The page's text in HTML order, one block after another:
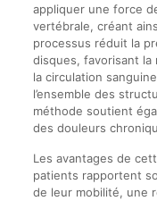
appliquer une force
vertébrale, créant
processus réduit la
disques, favorisant
la circulation
l’ensemble des
méthode soutient
des douleurs
Les avantages de
patients rapportent
de leur mobilité, une